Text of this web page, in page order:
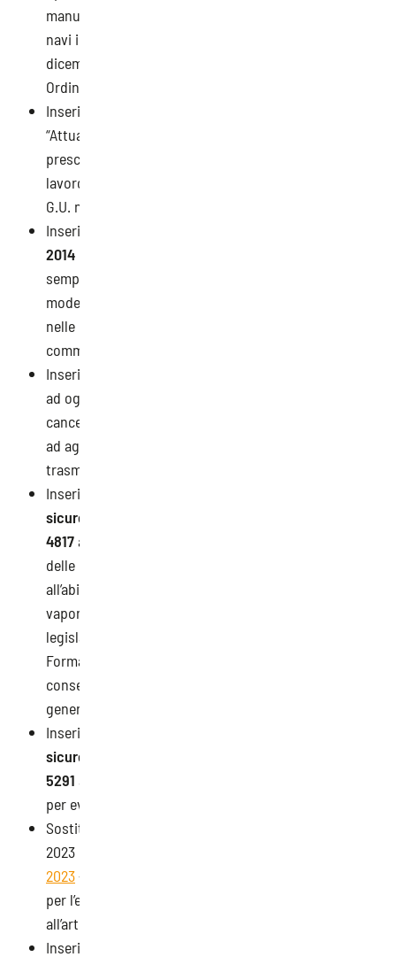
manutenzione, riparazione e trasformazione delle
navi in ambito portuale, a norma della legge 31
dicembre 1998, n. 485”, pubblicato sul Suppl.
Ordinario n. 151 alla G.U. n. 185 del 09/08/1999;
Inserito il
“Attuazione della direttiva 93/103/CE relativa alle
prescrizioni minime di sicurezza e di salute per il
lavoro a bordo delle navi da pesca”, pubblicato sulla
G.U. n. 201 del 27/08/1999;
Inserito il
2014
semplificate per l’adozione e la efficace attuazione dei
modelli di organizzazione e gestione della sicurezza
nelle piccole e medie imprese” di cui all’art. 30,
comma 5-bis;
Inserita la
ad oggetto: “Registro di esposizione ad agenti
cancerogeni e mutageni” e “Registro di esposizione
ad agenti biologici”. Modalità telematiche di
trasmissione e aggiornamento;
Inserita la
sicurezza del lavoro dell’INL del 06/07/2023, prot. n.
4817ad oggetto: “Decreto del Ministro del lavoro e
delle politiche sociali 7 agosto 2020, n. 94, relativo
all’abilitazione alla conduzione dei generatori di
vapore di cui all’articolo 73-bis, comma 2, decreto
legislativo 9 aprile 2008, n. 81. Ambito applicazione
Formazione ai fini dell’ammissione all’esame per il
conseguimento dell’abilitazione alla conduzione di
generatori di vapore. Riscontro”;
Inserita la
sicurezza del lavoro dell’INL del 21/07/2023, prot. n.
5291 ad oggetto: “Richieste di integrazione salariale
per eventi meteo – temperature elevate”;
Sostituito il Decreto Direttoriale n. 92 del 01 agosto
2023 con il
2023– Quarantatreesimo elenco dei soggetti abilitati
per l’effettuazione delle verifiche periodiche di cui
all’art. 71 comma 11 (link esterno);
Inserita la modifica (proroga per la qualifica dei